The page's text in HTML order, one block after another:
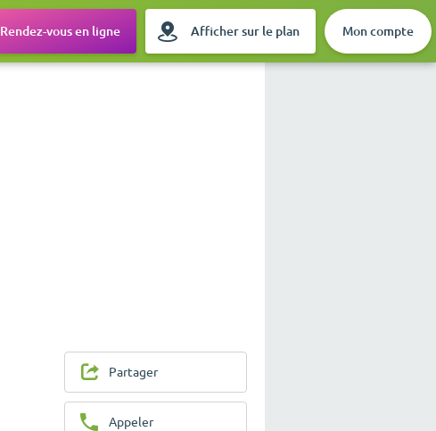
Rendez-vous en ligne Afficher sur le plan Mon compte
Partager
Appeler